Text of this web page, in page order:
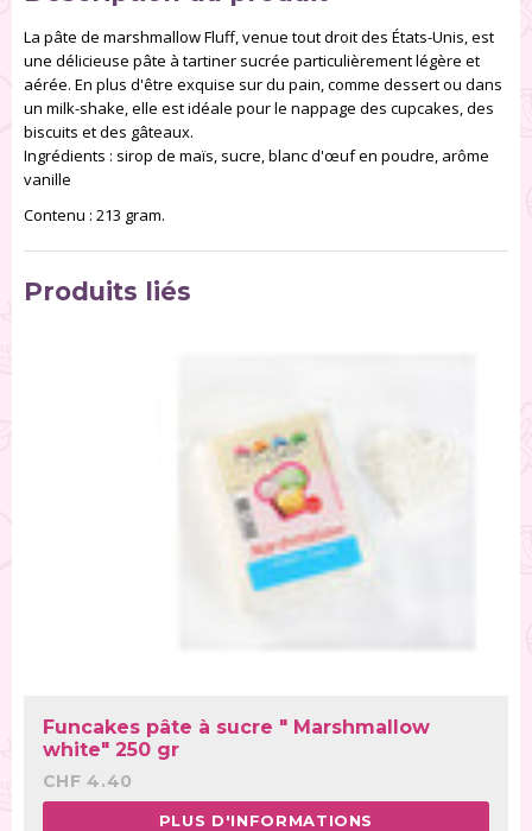
La pâte de marshmallow Fluff, venue tout droit des États-Unis, est
une délicieuse pâte à tartiner sucrée particulièrement légère et
aérée. En plus d'être exquise sur du pain, comme dessert ou dans
un milk-shake, elle est idéale pour le nappage des cupcakes, des
biscuits et des gâteaux.
Ingrédients : sirop de maïs, sucre, blanc d'œuf en poudre, arôme
vanille
Contenu : 213 gram.
Produits liés
Funcakes pâte à sucre " Marshmallow
white" 250 gr
CHF 4.40
PLUS D'INFORMATIONS